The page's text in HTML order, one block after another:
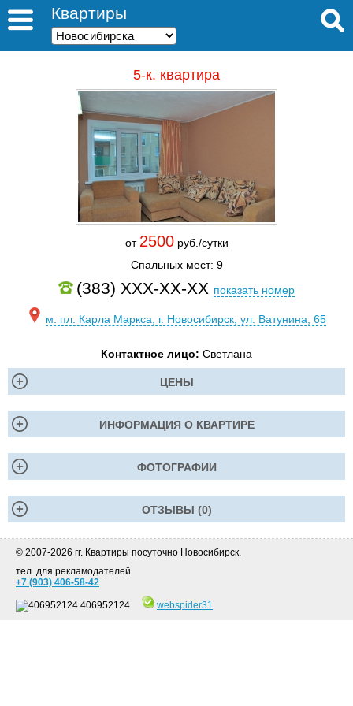
Квартиры
5-к. квартира
от 2500руб./сутки
Спальных мест: 9
(383) XXX-XX-XX показать номер
м. пл. Карла Маркса, г. Новосибирск, ул. Ватунина, 65
Контактное лицо: Светлана
ЦЕНЫ
ИНФОРМАЦИЯ О КВАРТИРЕ
ФОТОГРАФИИ
ОТЗЫВЫ (0)
© 2007-2026 гг. Квартиры посуточно Новосибирск.
тел. для рекламодателей
+7 (903) 406-58-42
406952124 webspider31